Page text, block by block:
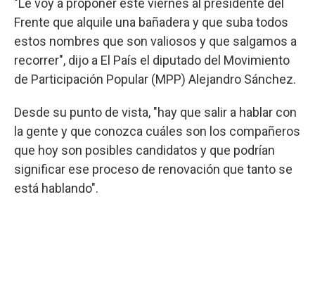
"Le voy a proponer este viernes al presidente del
Frente que alquile una bañadera y que suba todos
estos nombres que son valiosos y que salgamos a
recorrer", dijo a El País el diputado del Movimiento
de Participación Popular (MPP) Alejandro Sánchez.
Desde su punto de vista, "hay que salir a hablar con
la gente y que conozca cuáles son los compañeros
que hoy son posibles candidatos y que podrían
significar ese proceso de renovación que tanto se
está hablando".